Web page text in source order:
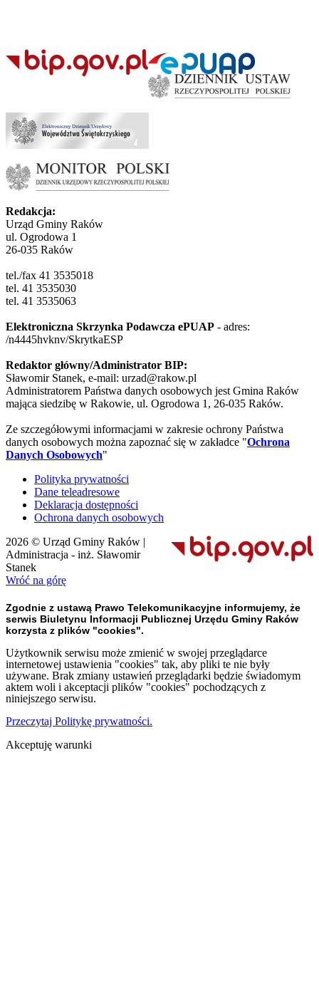
Redakcja:
Urząd Gminy Raków
ul. Ogrodowa 1
26-035 Raków
tel./fax 41 3535018
tel. 41 3535030
tel. 41 3535063
Elektroniczna Skrzynka Podawcza ePUAP - adres:
/n4445hvknv/SkrytkaESP
Redaktor główny/Administrator BIP:
Sławomir Stanek, e-mail: urzad@rakow.pl
Administratorem Państwa danych osobowych jest Gmina Raków
mająca siedzibę w Rakowie, ul. Ogrodowa 1, 26-035 Raków.
Ze szczegółowymi informacjami w zakresie ochrony Państwa
danych osobowych można zapoznać się w zakładce "Ochrona
Danych Osobowych"
Polityka prywatności
Dane teleadresowe
Deklaracja dostępności
Ochrona danych osobowych
2026 © Urząd Gminy Raków |
Administracja - inż. Sławomir
Stanek
Wróć na górę
Zgodnie z ustawą Prawo Telekomunikacyjne informujemy, że
serwis Biuletynu Informacji Publicznej Urzędu Gminy Raków
korzysta z plików "cookies".
Użytkownik serwisu może zmienić w swojej przeglądarce
internetowej ustawienia "cookies" tak, aby pliki te nie były
używane. Brak zmiany ustawień przeglądarki będzie świadomym
aktem woli i akceptacji plików "cookies" pochodzących z
niniejszego serwisu.
Przeczytaj Politykę prywatności.
Akceptuję warunki